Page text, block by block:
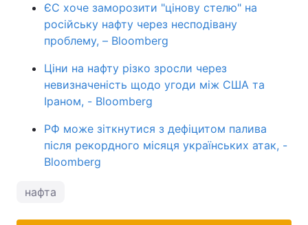
ЄС хоче заморозити "цінову стелю" на
російську нафту через несподівану
проблему, – Bloomberg
Ціни на нафту різко зросли через
невизначеність щодо угоди між США та
Іраном, - Bloomberg
РФ може зіткнутися з дефіцитом палива
після рекордного місяця українських атак, -
Bloomberg
нафта